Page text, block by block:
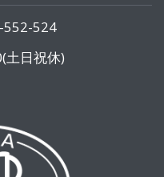
552-524
土日祝休)